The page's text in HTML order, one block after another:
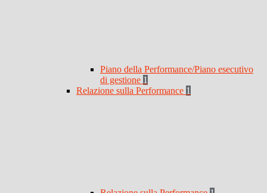
Piano della Performance/Piano esecutivo
di gestione 1
Relazione sulla Performance 1